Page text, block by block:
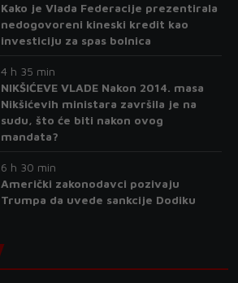
Kako je Vlada Federacije prezentirala
nedogovoreni kineski kredit kao
investiciju za spas bolnica
4 h 35 min
NIKŠIĆEVE VLADE Nakon 2014. masa
Nikšićevih ministara završila je na
sudu, što će biti nakon ovog
mandata?
6 h 30 min
Američki zakonodavci pozivaju
Trumpa da uvede sankcije Dodiku